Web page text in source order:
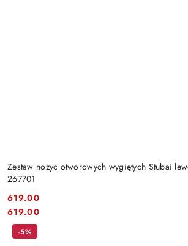
Zestaw nożyc otworowych wygiętych Stubai
267701
Cena:
619.00
Cena:
619.00
-5%